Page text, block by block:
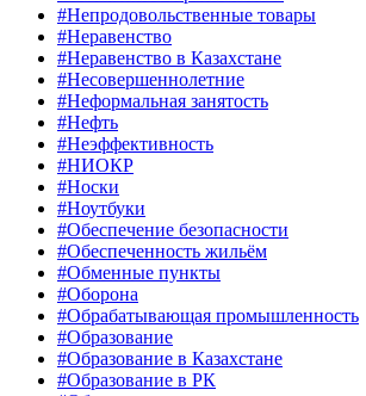
#Непродовольственные товары
#Неравенство
#Неравенство в Казахстане
#Несовершеннолетние
#Неформальная занятость
#Нефть
#Неэффективность
#НИОКР
#Носки
#Ноутбуки
#Обеспечение безопасности
#Обеспеченность жильём
#Обменные пункты
#Оборона
#Обрабатывающая промышленность
#Образование
#Образование в Казахстане
#Образование в РК